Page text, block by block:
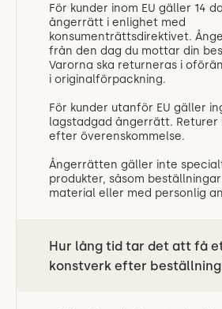
För kunder inom EU gäller 14
ångerrätt i enlighet med
konsumenträttsdirektivet.
från den dag du mottar din
Varorna ska returneras i
i originalförpackning.
För kunder utanför EU gäller
lagstadgad ångerrätt. Returer
efter överenskommelse.
Ångerrätten gäller inte
produkter, såsom
material eller med personlig
Hur lång tid tar det att få
konstverk efter